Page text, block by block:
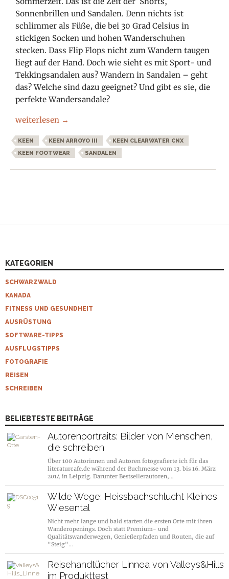
Sonnenbrillen und Sandalen. Denn nichts ist
schlimmer als Füße, die bei 30 Grad Celsius in
stickigen Socken und hohen Wanderschuhen
stecken. Dass Flip Flops nicht zum Wandern taugen
liegt auf der Hand. Doch wie sieht es mit Sport- und
Tekkingsandalen aus? Wandern in Sandalen – geht
das? Welche sind dazu geeignet? Und gibt es sie, die
perfekte Wandersandale?
Wandern in Sandalen
weiterlesen →
KEEN KEEN ARROYO III
KEEN CLEARWATER CNX
KEEN FOOTWEAR
SANDALEN
KATEGORIEN
SCHWARZWALD
KANADA
FITNESS UND GESUNDHEIT
AUSRÜSTUNG
SOFTWARE-TIPPS
AUSFLUGSTIPPS
FOTOGRAFIE
REISEN
SCHREIBEN
BELIEBTESTE BEITRÄGE
Autorenportraits: Bilder von Menschen,
die schreiben
Über 100 Autorinnen und Autoren fotografierte ich für das
literaturcafe.de während der Buchmesse vom 13. bis 16. März
2014 in Leipzig. Darunter Bestsellerautoren,…
Wilde Wege: Heissbachschlucht Kleines
Wiesental
Nicht mehr lange und bald starten die ersten Orte mit ihren
Wanderopenings. Doch statt Premium- und
Qualitätswanderwegen, Genießerpfaden und Routen, die auf
"Steig"…
Reisehandtücher Linnea von Valleys&Hills
im Produkttest